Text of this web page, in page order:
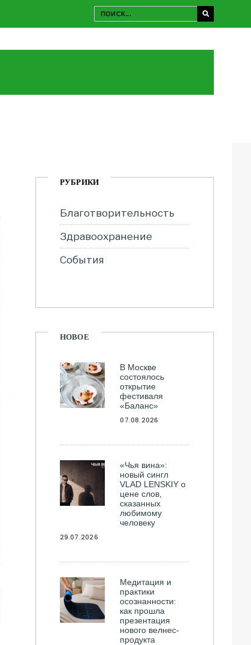
РУБРИКИ
Благотворительность
Здравоохранение
События
НОВОЕ
В Москве
состоялось
открытие
фестиваля
«Баланс»
07.08.2026
«Чья вина»:
новый сингл
VLAD LENSKIY о
цене слов,
сказанных
любимому
человеку
29.07.2026
Медитация и
практики
осознанности:
как прошла
презентация
нового велнес-
продукта